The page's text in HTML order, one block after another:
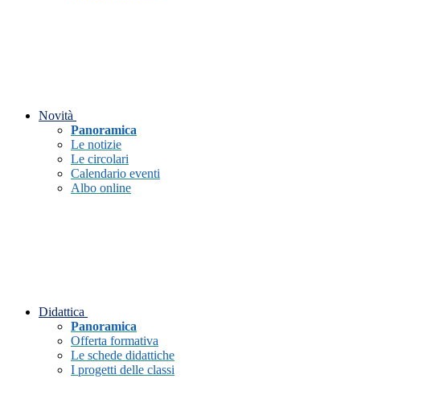
Novità
Panoramica
Le notizie
Le circolari
Calendario eventi
Albo online
Didattica
Panoramica
Offerta formativa
Le schede didattiche
I progetti delle classi